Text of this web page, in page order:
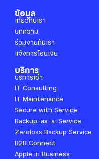
ข้อมูล
เกี่ยวกับเรา
บทความ
ร่วมงานกับเรา
แจ้งการโอนเงิน
บริการ
บริการเช่า
IT Consulting
IT Maintenance
Secure with Service
Backup-as-a-Service
Zeroloss Backup Service
B2B Connect
Apple in Business